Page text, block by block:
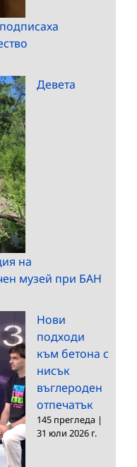
Девета
на
музей при БАН
Нови
подходи
към бетона с
нисък
въглероден
отпечатък
145 прегледа |
31 юли 2026 г.